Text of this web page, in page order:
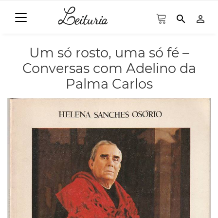
search person_outline
Um só rosto, uma só fé –
Conversas com Adelino da
Palma Carlos